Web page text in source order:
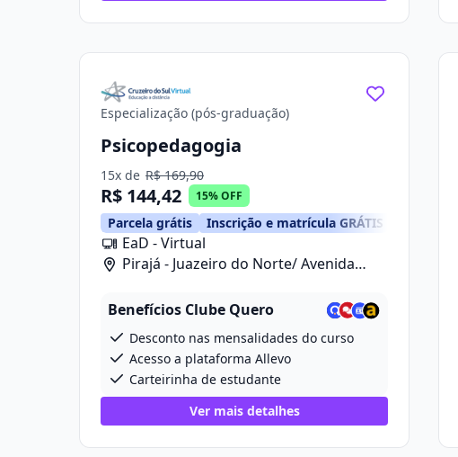
Especialização (pós-graduação)
Psicopedagogia
15x de R$ 169,90
R$ 144,42 15% OFF
Parcela grátis Inscrição e matrícula GRÁTIS
EaD - Virtual
Pirajá - Juazeiro do Norte/ Avenida
Benefícios Clube Quero
Desconto nas mensalidades do curso
Acesso a plataforma Allevo
Carteirinha de estudante
Ver mais detalhes